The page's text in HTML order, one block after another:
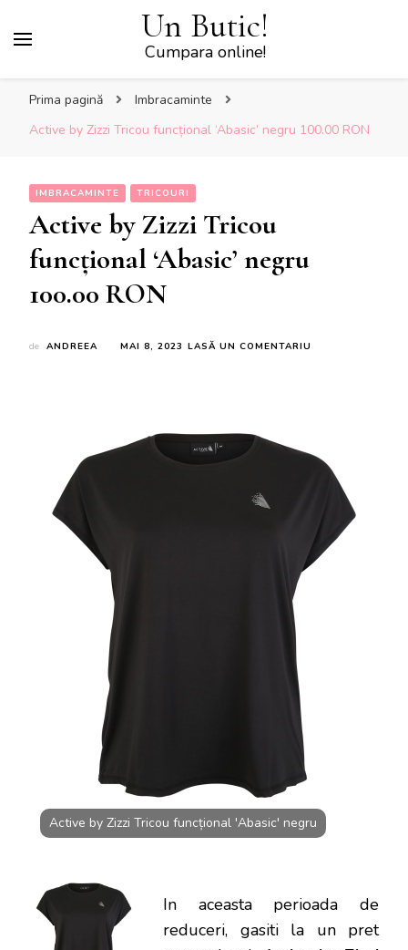
Un Butic!
Cumpara online!
Prima pagină
Imbracaminte
Active by Zizzi Tricou funcțional ‘Abasic’ negru 100.00 RON
IMBRACAMINTE TRICOURI
Active by Zizzi Tricou
funcțional ‘Abasic’ negru
100.00 RON
de ANDREEA MAI 8, 2023 LASĂ UN COMENTARIU
NEGRU
100.00
Active by Zizzi Tricou funcțional 'Abasic' negru
In aceasta perioada de
reduceri, gasiti la un pret